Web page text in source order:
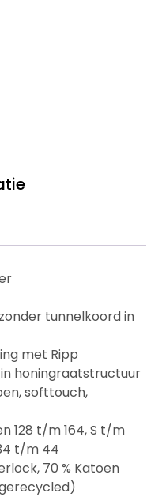
tunnelkoord in
met Ripp
honingraatstructuur
softtouch,
128 t/m 164, S t/m
t/m 44
70 % Katoen